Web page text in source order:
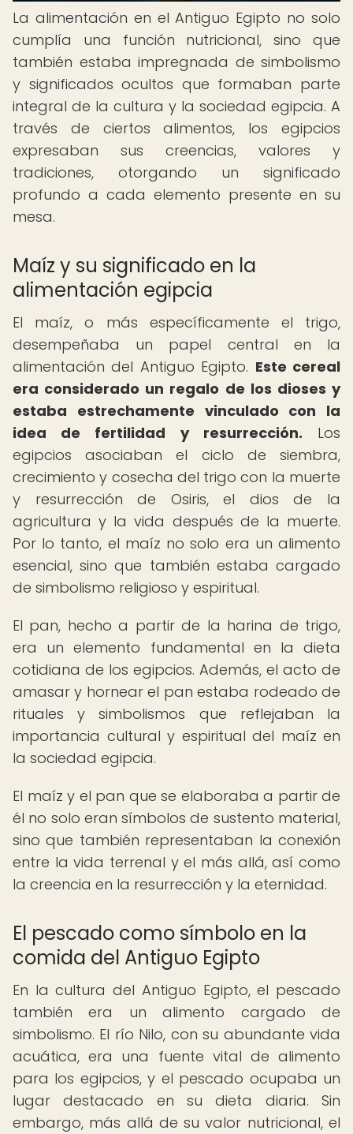
La alimentación en el Antiguo Egipto no solo
cumplía una función nutricional, sino que
también estaba impregnada de simbolismo
y significados ocultos que formaban parte
integral de la cultura y la sociedad egipcia. A
través de ciertos alimentos, los egipcios
expresaban sus creencias, valores y
tradiciones, otorgando un significado
profundo a cada elemento presente en su
mesa.
Maíz y su significado en la
alimentación egipcia
El maíz, o más específicamente el trigo,
desempeñaba un papel central en la
alimentación del Antiguo Egipto. Este cereal
era considerado un regalo de los dioses y
estaba estrechamente vinculado con la
idea de fertilidad y resurrección. Los
egipcios asociaban el ciclo de siembra,
crecimiento y cosecha del trigo con la muerte
y resurrección de Osiris, el dios de la
agricultura y la vida después de la muerte.
Por lo tanto, el maíz no solo era un alimento
esencial, sino que también estaba cargado
de simbolismo religioso y espiritual.
El pan, hecho a partir de la harina de trigo,
era un elemento fundamental en la dieta
cotidiana de los egipcios. Además, el acto de
amasar y hornear el pan estaba rodeado de
rituales y simbolismos que reflejaban la
importancia cultural y espiritual del maíz en
la sociedad egipcia.
El maíz y el pan que se elaboraba a partir de
él no solo eran símbolos de sustento material,
sino que también representaban la conexión
entre la vida terrenal y el más allá, así como
la creencia en la resurrección y la eternidad.
El pescado como símbolo en la
comida del Antiguo Egipto
En la cultura del Antiguo Egipto, el pescado
también era un alimento cargado de
simbolismo. El río Nilo, con su abundante vida
acuática, era una fuente vital de alimento
para los egipcios, y el pescado ocupaba un
lugar destacado en su dieta diaria. Sin
embargo, más allá de su valor nutricional, el